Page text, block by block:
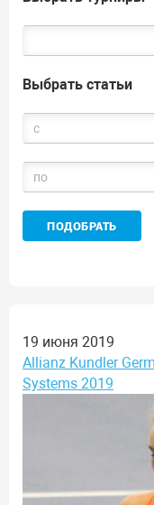
Выбрать статьи
19 июня 2019
Allianz Kundler
Systems 2019